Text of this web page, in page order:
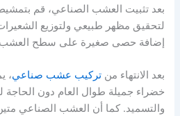
بعد تثبيت العشب الصناعي، قم
لتحقيق مظهر طبيعي ولتوزيع
إضافة حصى صغيرة على سطح العشب
بعد الانتهاء منتركيب عشب صناعي،
خضراء جميلة طوال العام دون
والتسميد. كما أن العشب الصناعي